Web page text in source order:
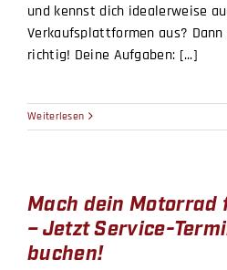
und kennst dich idealerweise
Verkaufsplattformen aus?
richtig! Deine Aufgaben: [...]
Weiterlesen
Mach dein Motorrad
– Jetzt Service-
buchen!